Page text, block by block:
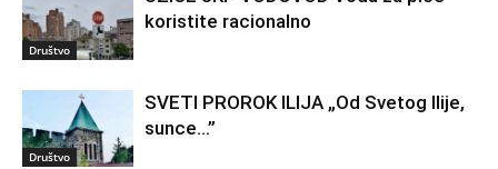
Društvo
koristite racionalno
Društvo
SVETI PROROK ILIJA „Od Svetog Ilije,
sunce…”